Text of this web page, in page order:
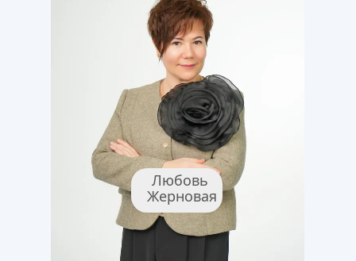
Любовь
Жерновая